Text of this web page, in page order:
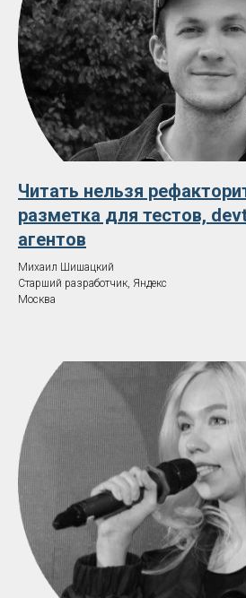
Читать нельзя
разметка для тестов,
агентов
Михаил Шишацкий
Старший разработчик, Яндекс
Москва